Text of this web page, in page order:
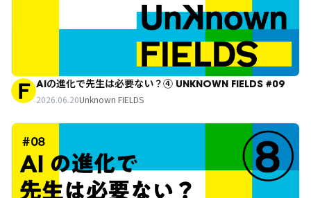
AIの進化で先生は必要ない？④ UNKNOWN FIELDS #09
2026.06.20Unknown FIELDS